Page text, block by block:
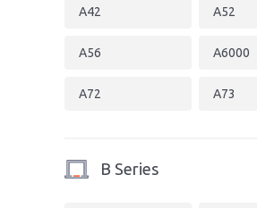
A42 A52
A56 A6000
A72 A73
B Series